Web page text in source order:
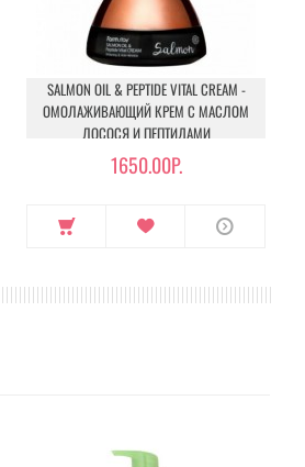
SALMON OIL & PEPTIDE VITAL CREAM -
ОМОЛАЖИВАЮЩИЙ КРЕМ С МАСЛОМ
ЛОСОСЯ И ПЕПТИДАМИ
1650.00Р.